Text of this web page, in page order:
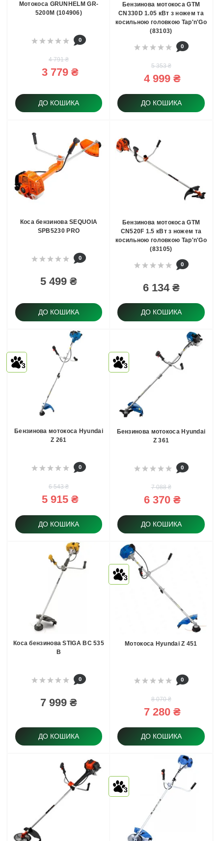
Мотокосa GRUNHELM GR-
5200М (104906)
0
4 791 ₴
3 779 ₴
ДО КОШИКА
Бензинова мотокоса GTM
CN330D 1.05 кВт з ножем та
косильною головкою Tap'n'Go
(83103)
0
5 353 ₴
4 999 ₴
ДО КОШИКА
Коса бензинова SEQUOIA
SPB5230 PRO
0
5 499 ₴
ДО КОШИКА
Бензинова мотокоса GTM
CN520F 1.5 кВт з ножем та
косильною головкою Tap'n'Go
(83105)
0
6 134 ₴
ДО КОШИКА
3
Бензинова мотокоса Hyundai
Z 261
0
6 543 ₴
5 915 ₴
ДО КОШИКА
3
Бензинова мотокоса Hyundai
Z 361
0
7 088 ₴
6 370 ₴
ДО КОШИКА
Коса бензинова STIGA BC 535
B
0
7 999 ₴
ДО КОШИКА
3
Мотокоса Hyundai Z 451
0
8 070 ₴
7 280 ₴
ДО КОШИКА
3